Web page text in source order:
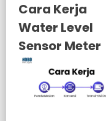
Cara Kerja
Water Level
Sensor Meter